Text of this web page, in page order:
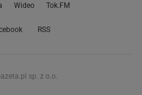
Wideo Tok.FM
RSS
sp. z o.o.